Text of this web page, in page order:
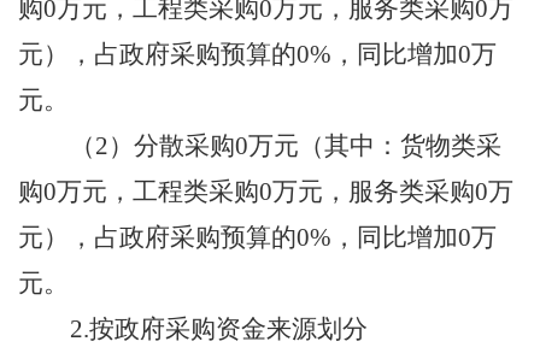
购0万元，工程类采购0万元，服务类采购0万
元），占政府采购预算的0%，同比增加0万
元。
（2）分散采购0万元（其中：货物类采
购0万元，工程类采购0万元，服务类采购0万
元），占政府采购预算的0%，同比增加0万
元。
2.按政府采购资金来源划分